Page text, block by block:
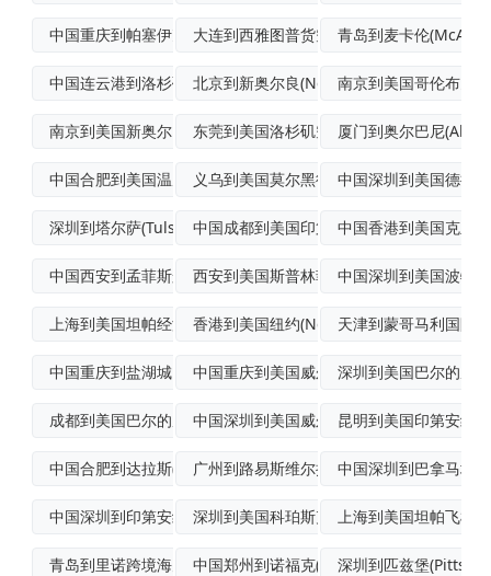
中国重庆到帕塞伊克(Passaic)FC大连到西雅图普货空运青岛到麦卡伦
中国连云港到洛杉矶(LosAngeles北京到新奥尔良(NewOrleans)门
南京到美国哥伦布多
南京到美国新奥尔良(NewOrleans东莞到美国洛杉矶空运专线厦门到奥尔巴尼
中国合肥到美国温尼马卡(Winnemuc义乌到美国莫尔黑德城航空货运中国深圳到美国德拉
深圳到塔尔萨(Tulsa)国际快递中国成都到美国印第安纳波利斯(India
中国香港到美国克里
中国西安到孟菲斯航空货运西安到美国斯普林菲尔德(Springfi
中国深圳到美国波特
上海到美国坦帕经济空运香港到美国纽约(NewYork)空海联运
天津到蒙哥马利国际
中国重庆到盐湖城国际多式联运中国重庆到美国威尔明顿散货船运输
深圳到美国巴尔的摩
成都到美国巴尔的摩跨境海空联运中国深圳到美国威尔明顿(Wilmingt
昆明到美国印第安纳
中国合肥到达拉斯(Dallas)国际海空广州到路易斯维尔拼箱海运中国深圳到巴拿马城
中国深圳到印第安纳波利斯(Indiana深圳到美国科珀斯克里斯蒂(CorpusC
上海到美国坦帕飞机
青岛到里诺跨境海空联运中国郑州到诺福克(Norfolk)航空运
深圳到匹兹堡